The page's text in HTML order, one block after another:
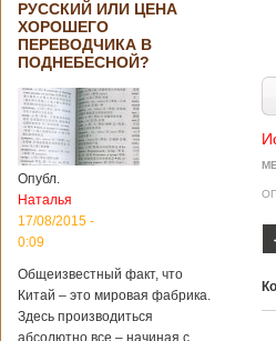
РУССКИЙ ИЛИ ЦЕНА
ХОРОШЕГО
ПЕРЕВОДЧИКА В
ПОДНЕБЕСНОЙ?
Опубл.
Наталья
17/08/2015 -
0:09
Общеизвестный факт, что
Китай – это мировая фабрика.
Здесь производиться
абсолютно все – начиная с